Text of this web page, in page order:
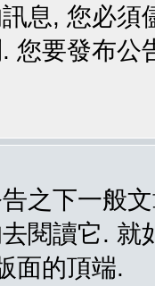
息, 您必
您要發布
之下一般
閱讀它.
面的頂端.